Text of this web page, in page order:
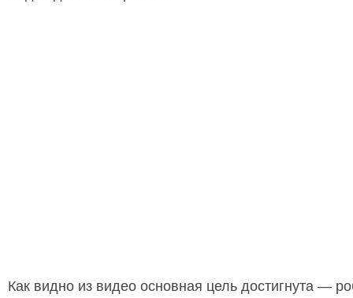
Как видно из видео основная цель достигнута —